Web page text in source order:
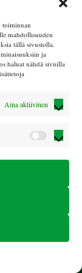
toiminnan
mahdollisuuden
tällä sivustolla.
ja
haluat nähdä sivuilla
Aina aktiivinen
Some-
perheille.